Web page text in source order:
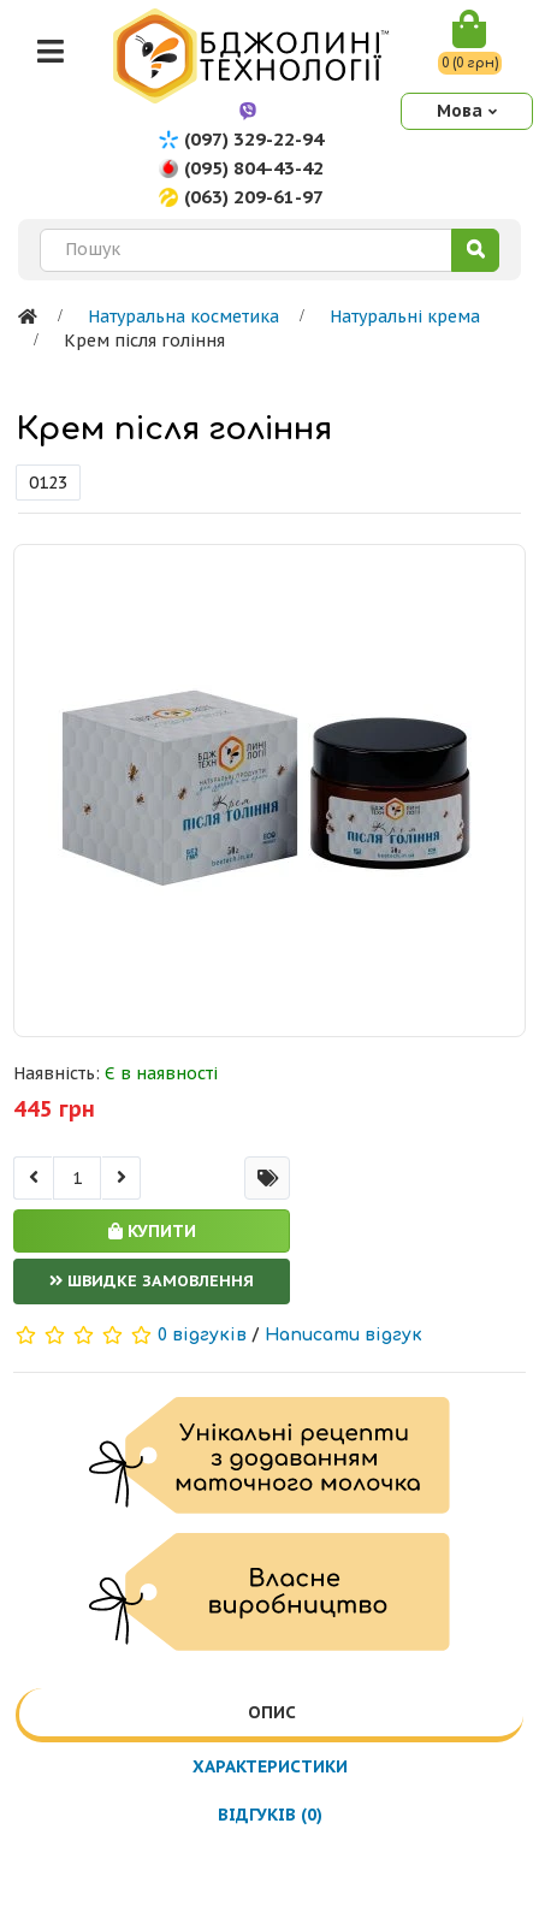
(097) 329-22-94
(095) 804-43-42
(063) 209-61-97
0 (0 грн)
Мова
Натуральна косметика
Натуральні крема
Крем після гоління
Крем після гоління
0123
Наявність: Є в наявності
445 грн
КУПИТИ
ШВИДКЕ ЗАМОВЛЕННЯ
0 відгуків / Написати відгук
ОПИС
ХАРАКТЕРИСТИКИ
ВІДГУКІВ (0)